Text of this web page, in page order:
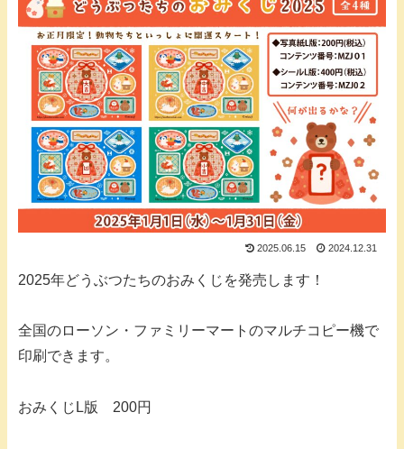
2025.06.15 2024.12.31
2025年どうぶつたちのおみくじを発売します！
全国のローソン・ファミリーマートのマルチコピー機で
印刷できます。
おみくじL版 200円